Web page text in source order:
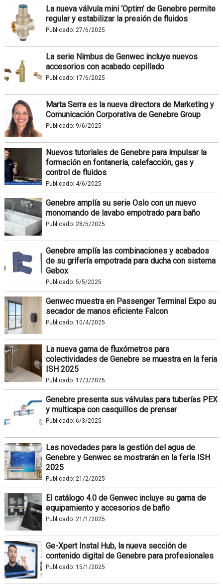
La nueva válvula mini ‘Optim’ de Genebre permite
regular y estabilizar la presión de fluidos
Publicado: 27/6/2025
La serie Nimbus de Genwec incluye nuevos
accesorios con acabado cepillado
Publicado: 17/6/2025
Marta Serra es la nueva directora de Marketing y
Comunicación Corporativa de Genebre Group
Publicado: 9/6/2025
Nuevos tutoriales de Genebre para impulsar la
formación en fontanería, calefacción, gas y
control de fluidos
Publicado: 4/6/2025
Genebre amplía su serie Oslo con un nuevo
monomando de lavabo empotrado para baño
Publicado: 28/5/2025
Genebre amplía las combinaciones y acabados
de su grifería empotrada para ducha con sistema
Gebox
Publicado: 5/5/2025
Genwec muestra en Passenger Terminal Expo su
secador de manos eficiente Falcon
Publicado: 10/4/2025
La nueva gama de fluxómetros para
colectividades de Genebre se muestra en la feria
ISH 2025
Publicado: 17/3/2025
Genebre presenta sus válvulas para tuberías PEX
y multicapa con casquillos de prensar
Publicado: 6/3/2025
Las novedades para la gestión del agua de
Genebre y Genwec se mostrarán en la feria ISH
2025
Publicado: 21/2/2025
El catálogo 4.0 de Genwec incluye su gama de
equipamiento y accesorios de baño
Publicado: 21/1/2025
Ge-Xpert Instal Hub, la nueva sección de
contenido digital de Genebre para profesionales
Publicado: 15/1/2025